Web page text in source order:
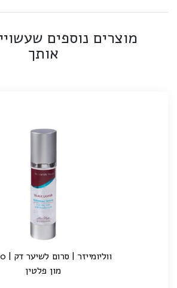
מוצרים נוספים
אותך
ווליומייזר | סרום לשיער דק | 100 מ"ל
מון פלטין